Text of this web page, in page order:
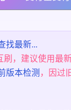
找最新...
刷，建议使用最
版本检测 ，因过